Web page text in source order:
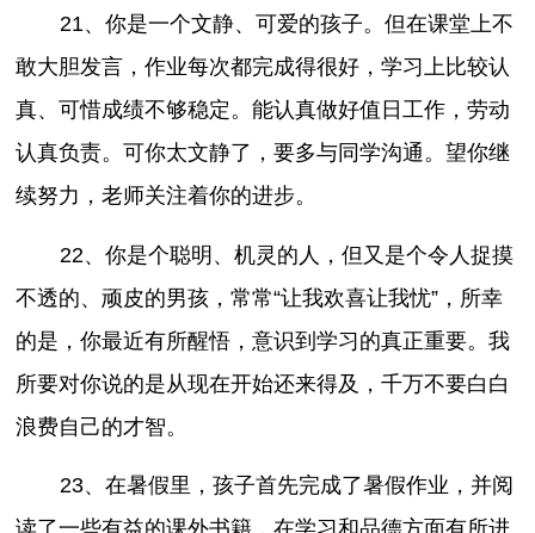
21、你是一个文静、可爱的孩子。但在课堂上不
敢大胆发言，作业每次都完成得很好，学习上比较认
真、可惜成绩不够稳定。能认真做好值日工作，劳动
认真负责。可你太文静了，要多与同学沟通。望你继
续努力，老师关注着你的进步。
22、你是个聪明、机灵的人，但又是个令人捉摸
不透的、顽皮的男孩，常常“让我欢喜让我忧”，所幸
的是，你最近有所醒悟，意识到学习的真正重要。我
所要对你说的是从现在开始还来得及，千万不要白白
浪费自己的才智。
23、在暑假里，孩子首先完成了暑假作业，并阅